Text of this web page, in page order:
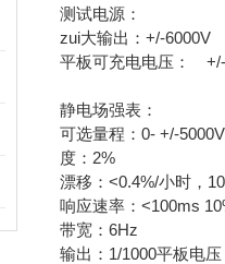
测试电源：
zui大输出：+/-6000V
平板可充电电压： +/-
静电场强表：
可选量程：0- +/-
度：2%
漂移：<0.4%/小时，
响应速率：<100ms
带宽：6Hz
输出：1/1000平板电压